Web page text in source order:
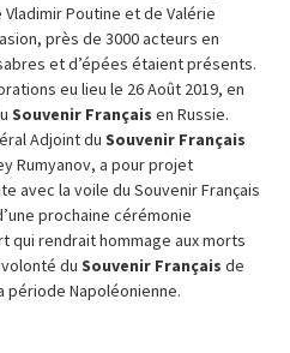
Poutine et de Valérie
près de 3000 acteurs en
et d’épées étaient présents.
eu lieu le 26 Août 2019, en
Souvenir Français en Russie.
Adjoint du Souvenir Français
Rumyanov, a pour projet
avec la voile du Souvenir Français
prochaine cérémonie
qui rendrait hommage aux morts
du Souvenir Français de
Napoléonienne.